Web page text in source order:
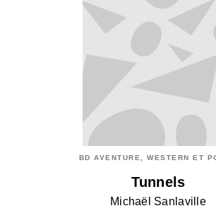
BD AVENTURE, WESTERN ET
Tunnels
Michaël Sanlaville